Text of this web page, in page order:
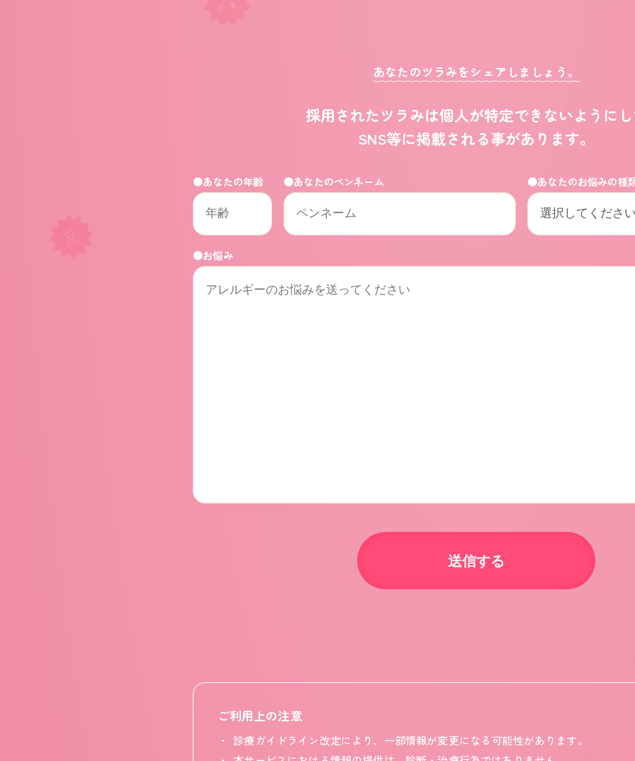
あなたのツラみをシェアしましょう。
採用されたツラみは個人が特定できないように
SNS等に掲載される事があります。
●あなたの年齢 ●あなたのペンネーム ●あなたのお悩みの種
●お悩み
ご利用上の注意
診療ガイドライン改定により、一部情報が変更になる可能性があります。